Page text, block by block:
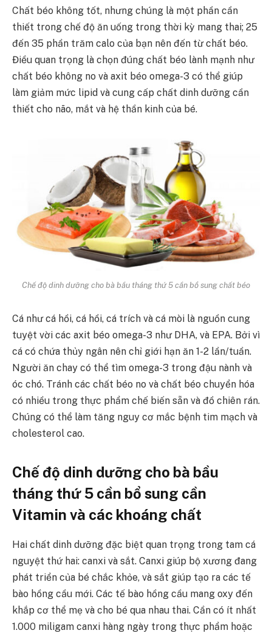
Chất béo không tốt, nhưng chúng là một phần cần
thiết trong chế độ ăn uống trong thời kỳ mang thai; 25
đến 35 phần trăm calo của bạn nên đến từ chất béo.
Điều quan trọng là chọn đúng chất béo lành mạnh như
chất béo không no và axit béo omega-3 có thể giúp
làm giảm mức lipid và cung cấp chất dinh dưỡng cần
thiết cho não, mắt và hệ thần kinh của bé.
Chế độ dinh dưỡng cho bà bầu tháng thứ 5 cần bổ sung chất béo
Cá như cá hồi, cá hồi, cá trích và cá mòi là nguồn cung
tuyệt vời các axit béo omega-3 như DHA, và EPA. Bởi vì
cá có chứa thủy ngân nên chỉ giới hạn ăn 1-2 lần/tuần.
Người ăn chay có thể tìm omega-3 trong đậu nành và
óc chó. Tránh các chất béo no và chất béo chuyển hóa
có nhiều trong thực phẩm chế biến sẵn và đồ chiên rán.
Chúng có thể làm tăng nguy cơ mắc bệnh tim mạch và
cholesterol cao.
Chế độ dinh dưỡng cho bà bầu
tháng thứ 5 cần bổ sung cần
Vitamin và các khoáng chất
Hai chất dinh dưỡng đặc biệt quan trọng trong tam cá
nguyệt thứ hai: canxi và sắt. Canxi giúp bộ xương đang
phát triển của bé chắc khỏe, và sắt giúp tạo ra các tế
bào hồng cầu mới. Các tế bào hồng cầu mang oxy đến
khắp cơ thể mẹ và cho bé qua nhau thai. Cần có ít nhất
1.000 miligam canxi hàng ngày trong thực phẩm hoặc